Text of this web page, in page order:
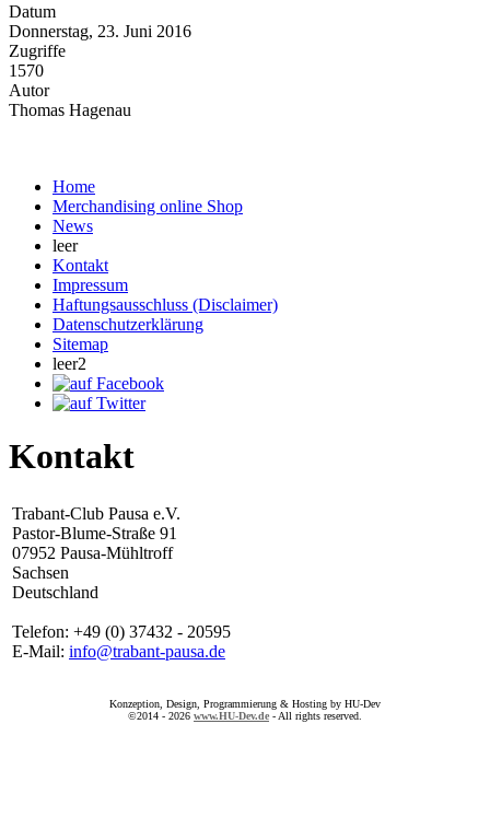
Datum
Donnerstag, 23. Juni 2016
Zugriffe
1570
Autor
Thomas Hagenau
Home
Merchandising online Shop
News
leer
Kontakt
Impressum
Haftungsausschluss (Disclaimer)
Datenschutzerklärung
Sitemap
leer2
Kontakt
Trabant-Club Pausa e.V.
Pastor-Blume-Straße 91
07952 Pausa-Mühltroff
Sachsen
Deutschland
Telefon: +49 (0) 37432 - 20595
E-Mail: info@trabant-pausa.de
Konzeption, Design, Programmierung & Hosting by HU-Dev
©2014 - 2026 www.HU-Dev.de - All rights reserved.